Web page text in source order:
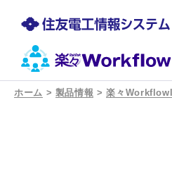
ホーム > 製品情報 >楽々WorkflowII